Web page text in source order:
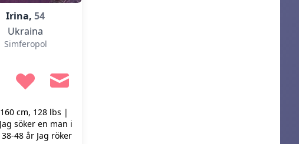
Irina, 54
Ukraina
Simferopol
cm, 128 lbs |
söker en man i
48 år Jag röker